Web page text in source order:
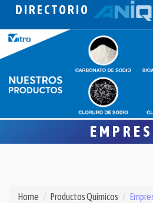
DIRECTORIO
Home Productos Químicos